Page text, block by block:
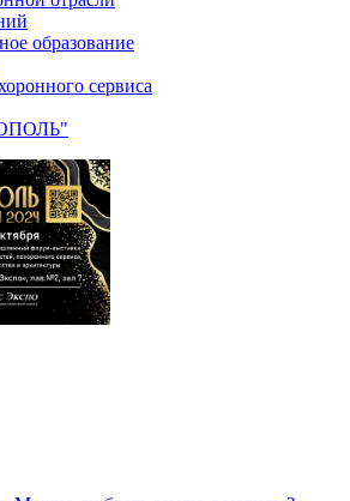
образование
сервиса